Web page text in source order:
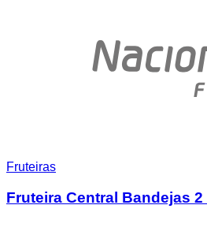
Fruteiras
Fruteira Central Bandejas 2